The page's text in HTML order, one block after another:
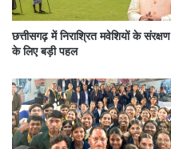
छत्तीसगढ़ में निराश्रित मवेशियों के संरक्षण
के लिए बड़ी पहल